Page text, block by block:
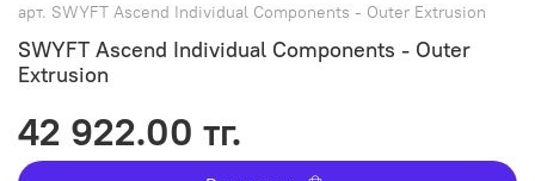
арт. SWYFT Ascend Individual Components - Outer Extrusion
SWYFT Ascend Individual Components - Outer
Extrusion
42 922.00 тг.